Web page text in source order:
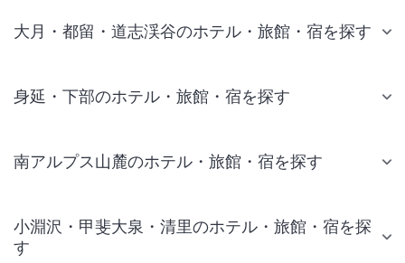
大月・都留・道志渓谷のホテル・旅館・宿を探す
身延・下部のホテル・旅館・宿を探す
南アルプス山麓のホテル・旅館・宿を探す
小淵沢・甲斐大泉・清里のホテル・旅館・宿を探
す